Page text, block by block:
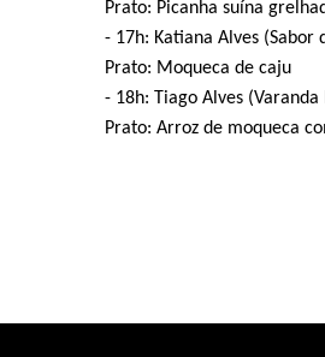
Prato: Picanha suína
- 17h: Katiana Alves (Sabor
Prato: Moqueca de caju
- 18h: Tiago Alves (Varanda
Prato: Arroz de moqueca